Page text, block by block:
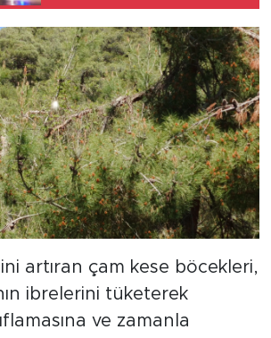
artıran çam kese böcekleri,
ibrelerini tüketerek
ve zamanla